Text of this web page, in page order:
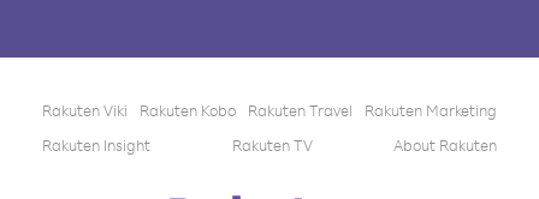
Rakuten Viki Rakuten Kobo Rakuten Travel
Rakuten Marketing
Rakuten Insight
Rakuten TV About Rakuten